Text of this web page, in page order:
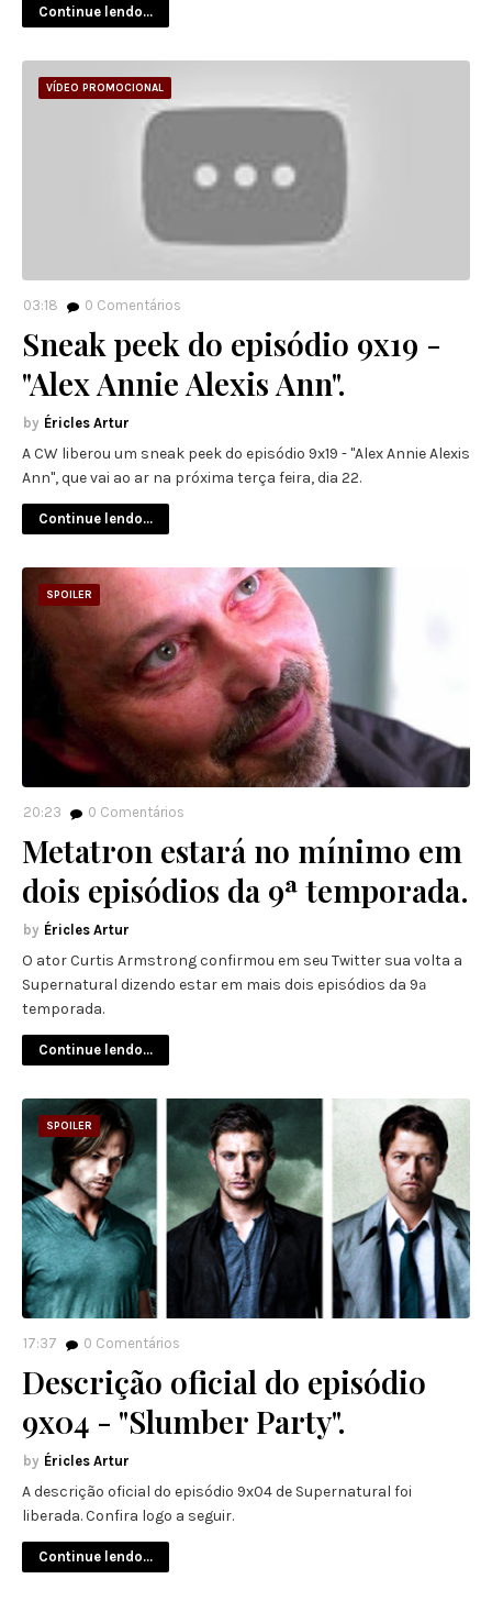
Continue lendo...
VÍDEO PROMOCIONAL
03:18 0 Comentários
Sneak peek do episódio 9x19 -
"Alex Annie Alexis Ann".
Éricles Artur
A CW liberou um sneak peek do episódio 9x19 - "Alex Annie Alexis
Ann", que vai ao ar na próxima terça feira, dia 22.
Continue lendo...
SPOILER
20:23 0 Comentários
Metatron estará no mínimo em
dois episódios da 9ª temporada.
Éricles Artur
O ator Curtis Armstrong confirmou em seu Twitter sua volta a
Supernatural dizendo estar em mais dois episódios da 9ª
temporada.
Continue lendo...
SPOILER
17:37 0 Comentários
Descrição oficial do episódio
9x04 - "Slumber Party".
Éricles Artur
A descrição oficial do episódio 9x04 de Supernatural foi
liberada. Confira logo a seguir.
Continue lendo...